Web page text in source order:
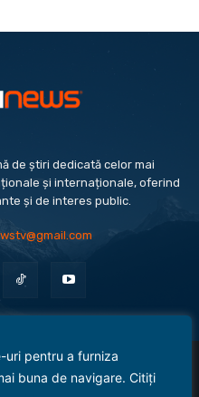
uri pentru a furniza
buna de navigare. Citiți
de știri dedicată celor mai
și internaționale, oferind
și de interes public.
Social
Sport
Antreprenoriat
Publică